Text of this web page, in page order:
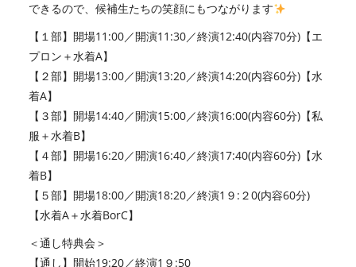
できるので、候補生たちの笑顔にもつながります
【１部】開場11:00／開演11:30／終演12:40(内容70分)【エ
プロン＋水着A】
【２部】開場13:00／開演13:20／終演14:20(内容60分)【水
着A】
【３部】開場14:40／開演15:00／終演16:00(内容60分)【私
服＋水着B】
【４部】開場16:20／開演16:40／終演17:40(内容60分)【水
着B】
【５部】開場18:00／開演18:20／終演1９:２0(内容60分)
【水着A＋水着BorC】
＜通し特典会＞
【通し】開始19:20／終演1９:50